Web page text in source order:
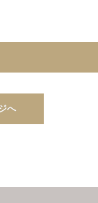
へ